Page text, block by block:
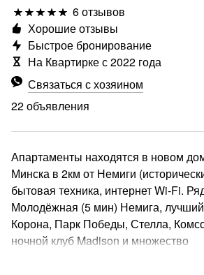
6 отзывов
Связаться с хозяином
22 объявления
Хорошие отзывы
Быстрое бронирование
На Квартирке с 2022 года
Апартаменты находятся в новом
Минска в 2км от Немиги
бытовая техника, интернет Wi-Fi.
Молодёжная (5 мин) Немига,
Корона, Парк Победы, Стелла,
ночной клуб Madison и множество
достопримечательностей и мест